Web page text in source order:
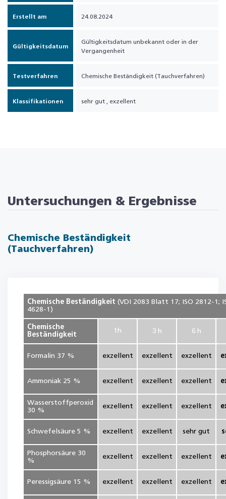
Erstellt am 24.08.2024
Gültigkeitsdatum
Gültigkeitsdatum unbekannt oder in der
Vergangenheit
Testverfahren Chemische Beständigkeit (Tauchverfahren)
Klassifikationen sehr gut exzellent
Untersuchungen & Ergebnisse
Chemische Beständigkeit
(Tauchverfahren)
Chemische Beständigkeit(VDI 2083 Blatt 17; ISO 2812-1;
4628-1)
Chemische
Beständigkeit
1 h 3 h 6 h
Formalin 37 % exzellent exzellent exzellent
Ammoniak 25 % exzellent exzellent exzellent
Wasserstoffperoxid
30 %
exzellent exzellent exzellent
Schwefelsäure 5 % exzellent exzellent sehr gut
Phosphorsäure 30
%
exzellent exzellent exzellent
Peressigsäure 15 % exzellent exzellent exzellent